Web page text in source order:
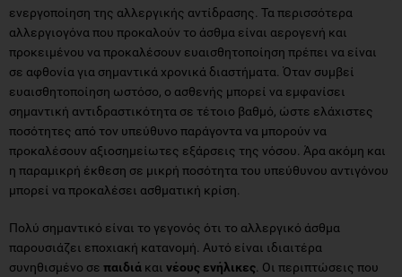
ενεργοποίηση της αλλεργικής αντίδρασης. Τα περισσότερα
αλλεργιογόνα που προκαλούν το άσθμα είναι αερογενή και
προκειμένου να προκαλέσουν ευαισθητοποίηση πρέπει να είναι
σε αφθονία για σημαντικά χρονικά διαστήματα. Όταν συμβεί
ευαισθητοποίηση ωστόσο, ο ασθενής μπορεί να εμφανίσει
σημαντική αντιδραστικότητα σε τέτοιο βαθμό, ώστε ελάχιστες
ποσότητες από τον υπεύθυνο παράγοντα να μπορούν να
προκαλέσουν αξιοσημείωτες εξάρσεις της νόσου. Άρα ακόμη και
η παραμικρή έκθεση σε μικρή ποσότητα του υπεύθυνου αντιγόνου
μπορεί να προκαλέσει ασθματική κρίση.
Πολύ σημαντικό είναι το γεγονός ότι το αλλεργικό άσθμα
παρουσιάζει εποχιακή κατανομή. Αυτό είναι ιδιαιτέρα
συνηθισμένο σε παιδιά και νέους ενήλικες . Οι περιπτώσεις που